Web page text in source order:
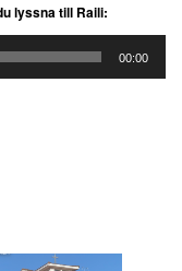
lyssna till Raili:
00:00